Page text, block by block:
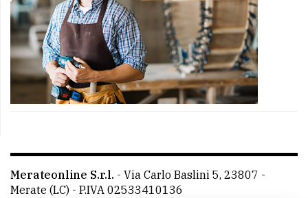
Merateonline S.r.l. - Via Carlo Baslini 5, 23807 -
Merate (LC) - P.IVA 02533410136